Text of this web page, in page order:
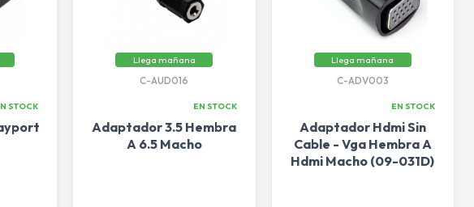
STOCK
Llega mañana
C-AUD016
EN STOCK
Adaptador 3.5 Hembra
A 6.5 Macho
Llega mañana
C-ADV003
EN STOCK
Adaptador Hdmi Sin
Cable - Vga Hembra A
Hdmi Macho (09-031D)